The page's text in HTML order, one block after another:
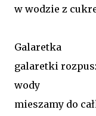
w wodzie z
Galaretka
galaretki
wody
mieszamy do